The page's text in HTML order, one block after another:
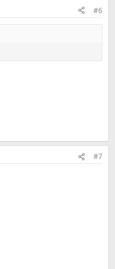
#6
#7